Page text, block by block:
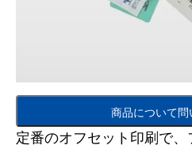
商品について問
定番のオフセット印刷で